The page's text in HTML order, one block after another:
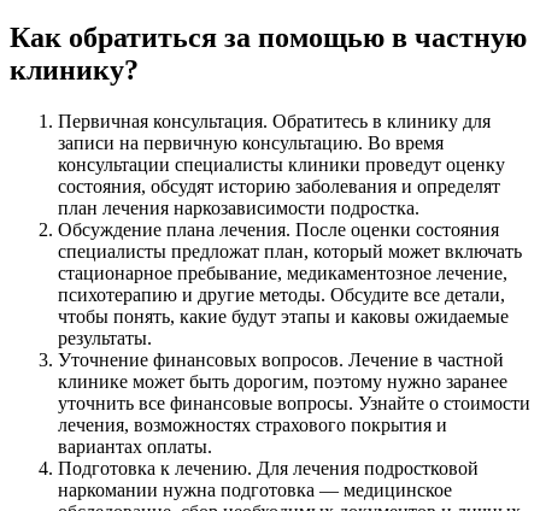
Как обратиться за помощью в частную
клинику?
Первичная консультация. Обратитесь в клинику для
записи на первичную консультацию. Во время
консультации специалисты клиники проведут оценку
состояния, обсудят историю заболевания и определят
план лечения наркозависимости подростка.
Обсуждение плана лечения. После оценки состояния
специалисты предложат план, который может включать
стационарное пребывание, медикаментозное лечение,
психотерапию и другие методы. Обсудите все детали,
чтобы понять, какие будут этапы и каковы ожидаемые
результаты.
Уточнение финансовых вопросов. Лечение в частной
клинике может быть дорогим, поэтому нужно заранее
уточнить все финансовые вопросы. Узнайте о стоимости
лечения, возможностях страхового покрытия и
вариантах оплаты.
Подготовка к лечению. Для лечения подростковой
наркомании нужна подготовка — медицинское